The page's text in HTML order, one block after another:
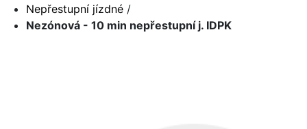
Nepřestupní jízdné /
Nezónová - 10 min nepřestupní j. IDPK